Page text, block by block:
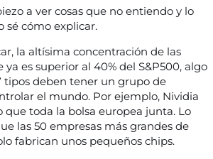
a ver cosas que no entiendo y lo
sé cómo explicar.
la altísima concentración de las
ya es superior al 40% del S&P500, algo
tipos deben tener un grupo de
el mundo. Por ejemplo, Nividia
toda la bolsa europea junta. Lo
las 50 empresas más grandes de
fabrican unos pequeños chips.